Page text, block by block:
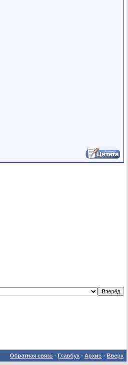
Обратная связь - Главбух - Архив - Вверх